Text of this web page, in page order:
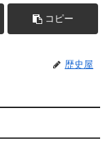
コピー
歴史屋